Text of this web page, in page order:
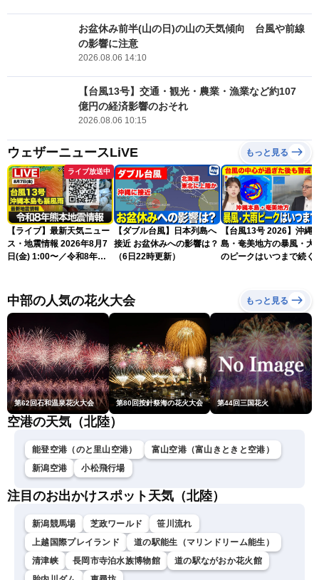
お盆休み前半(山の日)の山の天気傾向 台風や前線
の影響に注意
2026.08.06 14:10
【台風13号】交通・観光・農業・漁業など約107
億円の経済影響のおそれ
2026.08.06 10:15
ウェザーニュースLiVE もっと見る
ライブ放送中
【ライブ】最新天気ニュー
ス・地震情報 2026年8月7
日(金) 1:00〜／令和8年熊
スLiVE〉
【ダブル台風】日本列島へ
接近 お盆休みへの影響は？
（6日22時更新）
【台風13号 2026】沖縄
島・奄美地方の暴風・大
のピークはいつまで続く
中部の人気の花火大会 もっと見る
第62回石和温泉花火大会 第80回按針祭海の花火大会 第44回三国花火
空港の天気（北陸）
能登空港（のと里山空港）
富山空港（富山きときと空港）
新潟空港
小松飛行場
注目のお出かけスポット天気（北陸）
新潟競馬場 芝政ワールド
笹川流れ
上越国際プレイランド
道の駅能生（マリンドリーム能生）
清津峡
長岡市寺泊水族博物館
道の駅ながおか花火館